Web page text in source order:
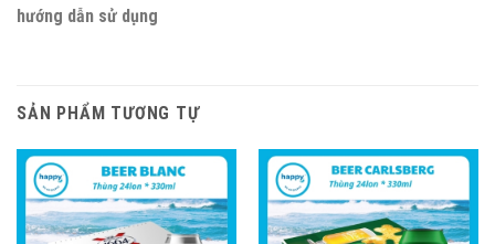
hướng dẫn sử dụng
SẢN PHẨM TƯƠNG TỰ